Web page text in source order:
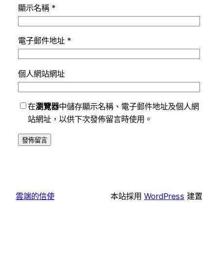
顯示名稱 *
電子郵件地址 *
個人網站網址
在瀏覽器中儲存顯示名稱、電子郵件地址及個人網
站網址，以供下次發佈留言時使用。
雲端的信使 本站採用 WordPress 建置